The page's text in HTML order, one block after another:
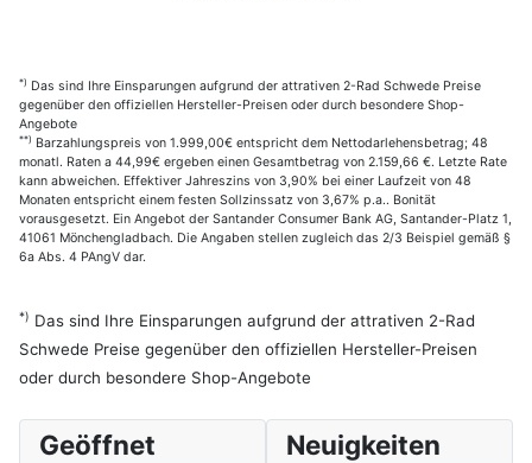
*) Das sind Ihre Einsparungen aufgrund der attrativen 2-Rad Schwede Preise
gegenüber den offiziellen Hersteller-Preisen oder durch besondere Shop-
Angebote
**) Barzahlungspreis von 1.999,00€ entspricht dem Nettodarlehensbetrag; 48
monatl. Raten a 44,99€ ergeben einen Gesamtbetrag von 2.159,66 €. Letzte Rate
kann abweichen. Effektiver Jahreszins von 3,90% bei einer Laufzeit von 48
Monaten entspricht einem festen Sollzinssatz von 3,67% p.a.. Bonität
vorausgesetzt. Ein Angebot der Santander Consumer Bank AG, Santander-Platz 1,
41061 Mönchengladbach. Die Angaben stellen zugleich das 2/3 Beispiel gemäß §
6a Abs. 4 PAngV dar.
*) Das sind Ihre Einsparungen aufgrund der attrativen 2-Rad
Schwede Preise gegenüber den offiziellen Hersteller-Preisen
oder durch besondere Shop-Angebote
Geöffnet Neuigkeiten